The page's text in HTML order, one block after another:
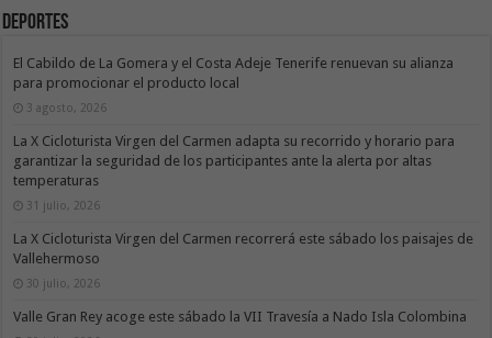
Deportes
El Cabildo de La Gomera y el Costa Adeje Tenerife renuevan su alianza
para promocionar el producto local
3 agosto, 2026
La X Cicloturista Virgen del Carmen adapta su recorrido y horario para
garantizar la seguridad de los participantes ante la alerta por altas
temperaturas
31 julio, 2026
La X Cicloturista Virgen del Carmen recorrerá este sábado los paisajes de
Vallehermoso
30 julio, 2026
Valle Gran Rey acoge este sábado la VII Travesía a Nado Isla Colombina